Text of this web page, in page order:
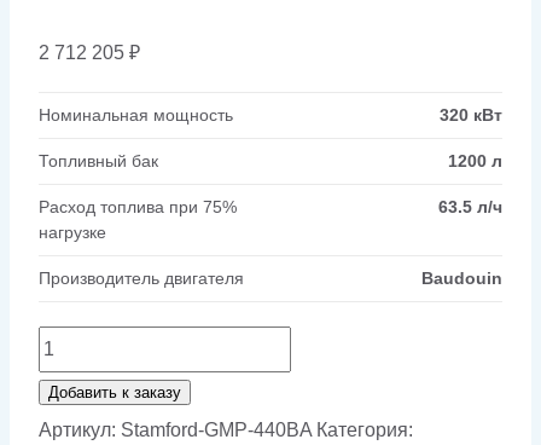
2 712 205 ₽
Номинальная мощность 320 кВт
Топливный бак 1200 л
Расход топлива при 75%
нагрузке
63.5 л/ч
Производитель двигателя Baudouin
Количество
товара
Генератор
Добавить к заказу
Артикул: Stamford-GMP-440BA Категория: